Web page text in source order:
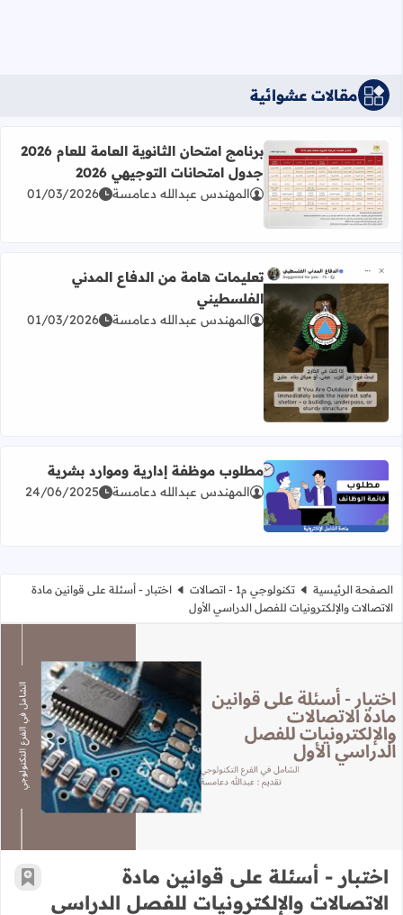
مقالات عشوائية
اقرأ المزيد عن برنامج امتحان الثانوية العامة للعام 2026 جدول امتحانات التوجيهي 2026
برنامج امتحان الثانوية العامة للعام 2026
جدول امتحانات التوجيهي 2026
المهندس عبدالله دعامسة 01/03/2026
اقرأ المزيد عن تعليمات هامة من الدفاع المدني الفلسطيني
تعليمات هامة من الدفاع المدني
الفلسطيني
المهندس عبدالله دعامسة 01/03/2026
اقرأ المزيد عن مطلوب موظفة إدارية وموارد بشرية
مطلوب موظفة إدارية وموارد بشرية
المهندس عبدالله دعامسة 24/06/2025
الصفحة الرئيسية تكنولوجي م1 - اتصالات
اختبار - أسئلة على قوانين مادة
الاتصالات والإلكترونيات للفصل الدراسي الأول
اختبار - أسئلة على قوانين مادة
اختبار - أسئلة على قوانين مادة
الاتصالات والإلكترونيات للفصل الدراسي
أضف